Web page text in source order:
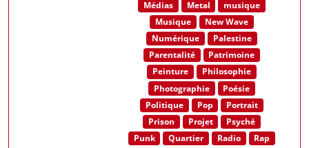
Médias
Metal
musique
Musique
New Wave
Numérique
Palestine
Parentalité
Patrimoine
Peinture
Philosophie
Photographie
Poésie
Politique
Pop
Portrait
Prison
Projet
Psyché
Punk
Quartier Radio
Rap